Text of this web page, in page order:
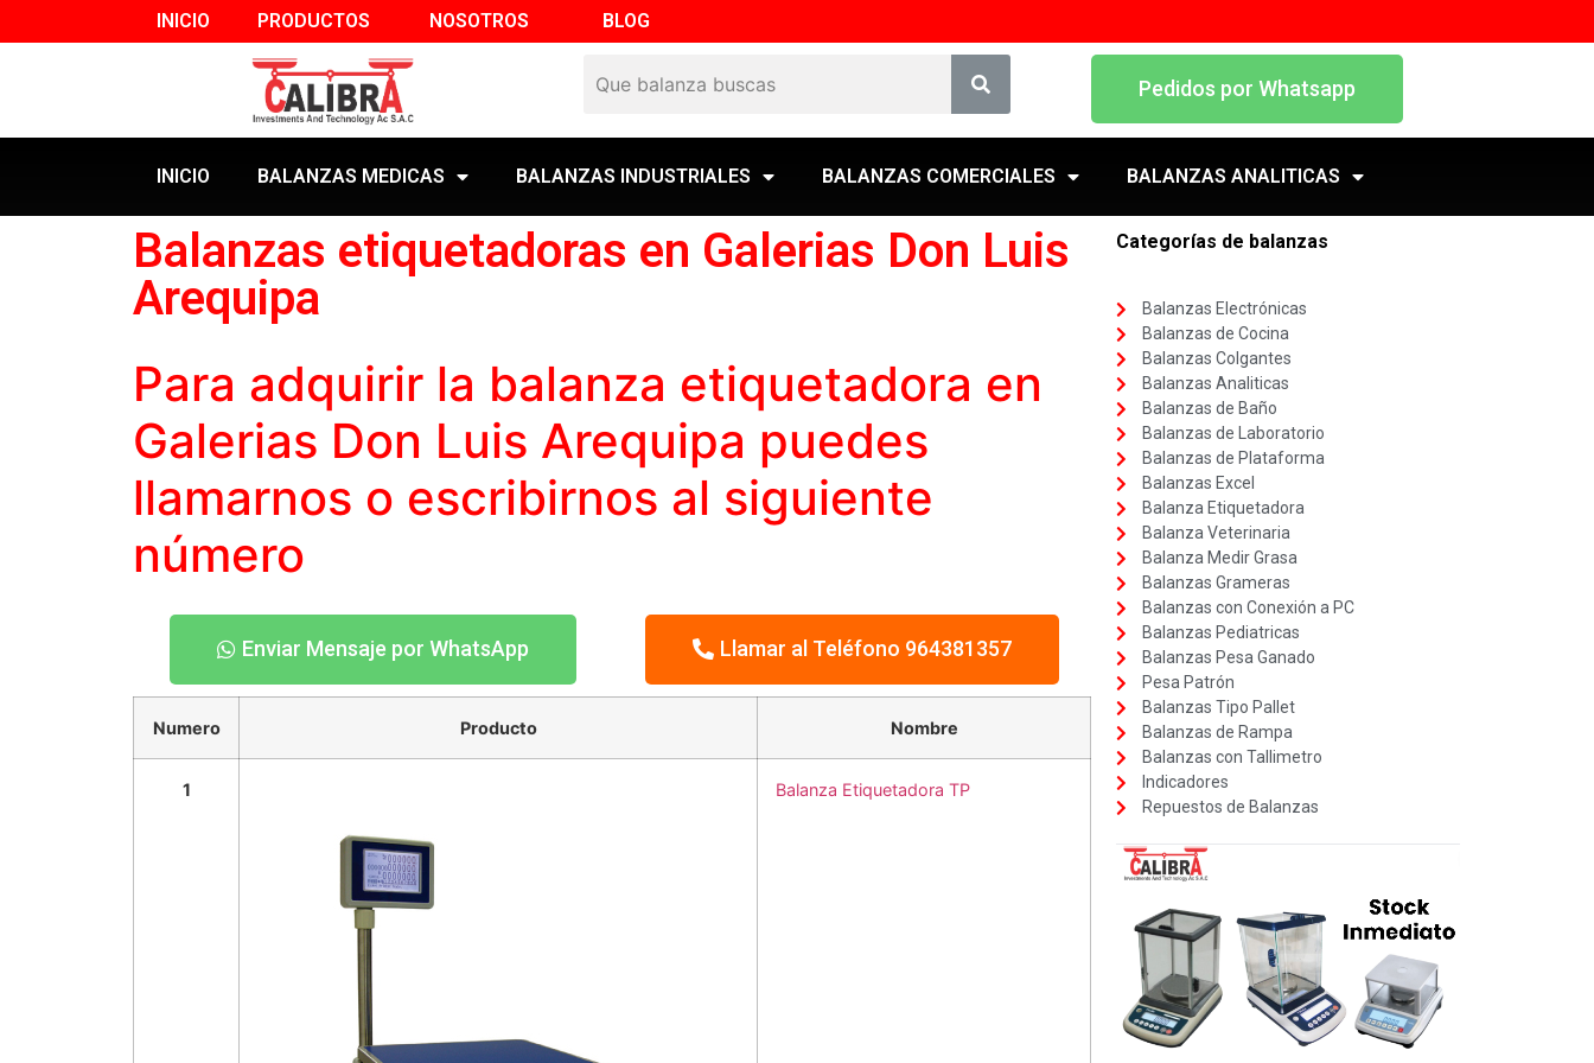
INICIO PRODUCTOS NOSOTROS BLOG
Pedidos por Whatsapp
INICIO BALANZAS MEDICAS BALANZAS INDUSTRIALES BALANZAS COMERCIALES BALANZAS ANALITICAS
Balanzas etiquetadoras en Galerias Don Luis
Arequipa
Para adquirir la balanza etiquetadora en
Galerias Don Luis Arequipa puedes
llamarnos o escribirnos al siguiente
número
Enviar Mensaje por WhatsApp Llamar al Teléfono 964381357
Numero Producto Nombre
1 Balanza Etiquetadora TP
Categorías de balanzas
Balanzas Electrónicas
Balanzas de Cocina
Balanzas Colgantes
Balanzas Analiticas
Balanzas de Baño
Balanzas de Laboratorio
Balanzas de Plataforma
Balanzas Excel
Balanza Etiquetadora
Balanza Veterinaria
Balanza Medir Grasa
Balanzas Grameras
Balanzas con Conexión a PC
Balanzas Pediatricas
Balanzas Pesa Ganado
Pesa Patrón
Balanzas Tipo Pallet
Balanzas de Rampa
Balanzas con Tallimetro
Indicadores
Repuestos de Balanzas